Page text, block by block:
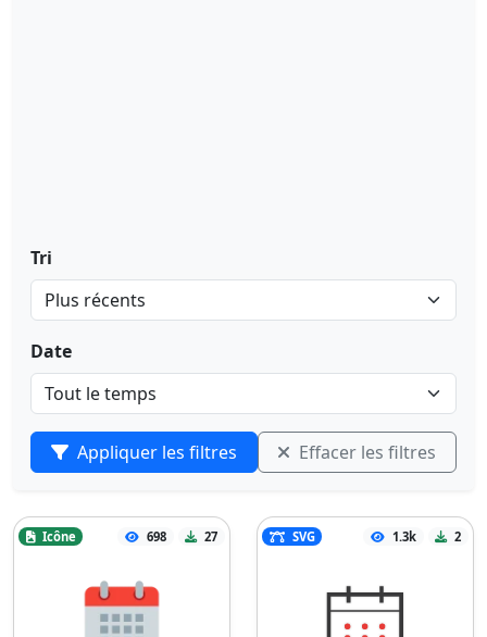
Tri
Date
Appliquer les filtres Effacer les filtres
Icône 698 27 SVG 1.3k 2